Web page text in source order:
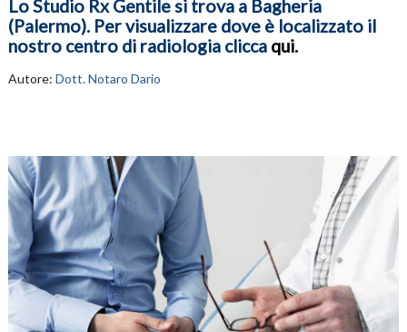
Lo Studio Rx Gentile si trova a Bagheria
(Palermo). Per visualizzare dove è localizzato il
nostro centro di radiologia clicca qui.
Autore: Dott. Notaro Dario